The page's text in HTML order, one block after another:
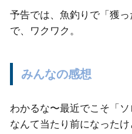
予告では、魚釣りで「獲
で、ワクワク。
みんなの感想
わかるな〜最近でこそ「ソ
なんて当たり前になった